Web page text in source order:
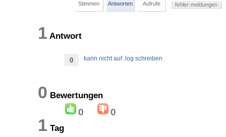
Stimmen Antworten Aufrufe fehler-meldungen
1 Antwort
0 kann nicht auf .log schreiben
0 Bewertungen
0 0
1 Tag